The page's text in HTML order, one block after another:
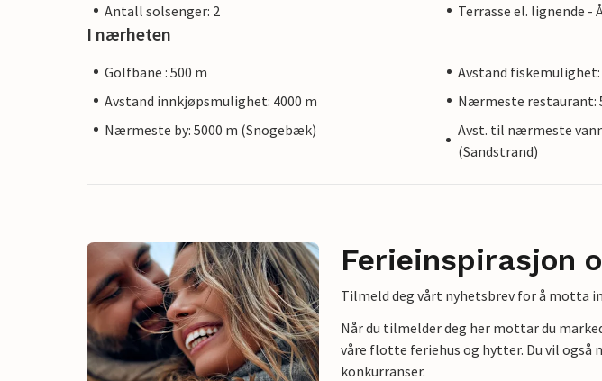
Antall solsenger: 2
Terrasse el. lignende -
I nærheten
Golfbane : 500 m
Avstand fiskemulighet:
Avstand innkjøpsmulighet: 4000 m
Nærmeste restaurant:
Nærmeste by: 5000 m (Snogebæk)
Avst. til nærmeste
(Sandstrand)
Ferieinspirasjon
Tilmeld deg vårt nyhetsbrev for å motta
Når du tilmelder deg her mottar du
våre flotte feriehus og hytter. Du vil
konkurranser.